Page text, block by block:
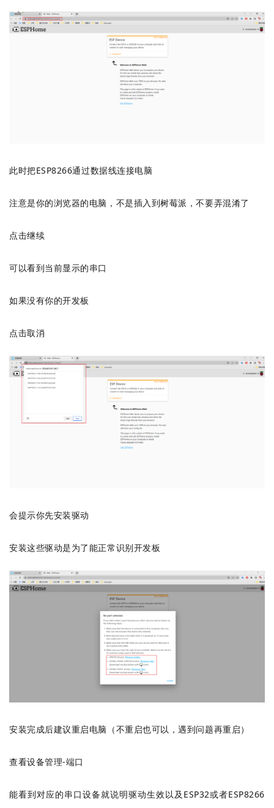
此时把ESP8266通过数据线连接电脑
注意是你的浏览器的电脑，不是插入到树莓派，不要弄混淆了
点击继续
可以看到当前显示的串口
如果没有你的开发板
点击取消
会提示你先安装驱动
安装这些驱动是为了能正常识别开发板
安装完成后建议重启电脑（不重启也可以，遇到问题再重启）
查看设备管理-端口
能看到对应的串口设备就说明驱动生效以及ESP32或者ESP8266